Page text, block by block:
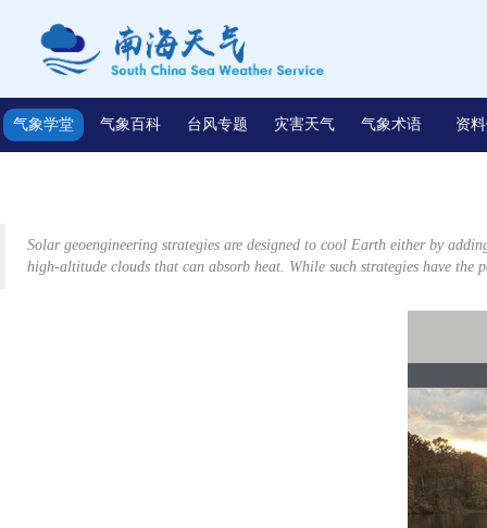
气象学堂 气象百科 台风专题 灾害天气 气象术语 资
Solar geoengineering strategies are designed to cool Earth either by
high-altitude clouds that can absorb heat. While such strategies have the